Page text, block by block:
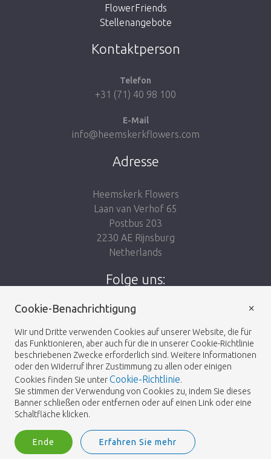
Zum Shop
FlowerFriends
Stellenangebote
Kontaktperson
Telefon
+31 (71) 40 98 100
E-Mail
info@heemskerkflowers.com
Adresse
Heemskerk Flowers
Laan van Verhof 65
Postbus 203
2230 AE Rijnsburg
Netherlands
Folge uns:
© 2026 -Heemskerk Flowers Geschäftsbedingungen
Heemskerk Flowers is a trading name of BGH A.Heemskerk AZN b.v.
Cookie-Benachrichtigung
Wir und Dritte verwenden Cookies auf unserer Website, die für
das Funktionieren, aber auch für die in unserer Cookie-Richtlinie
beschriebenen Zwecke erforderlich sind. Weitere Informationen
oder den Widerruf Ihrer Zustimmung zu allen oder einigen
Cookies finden Sie unterCookie-Richtlinie.
Sie stimmen der Verwendung von Cookies zu, indem Sie dieses
Banner schließen oder entfernen oder auf einen Link oder eine
Schaltfläche klicken.
Ende Erfahren Sie mehr
×